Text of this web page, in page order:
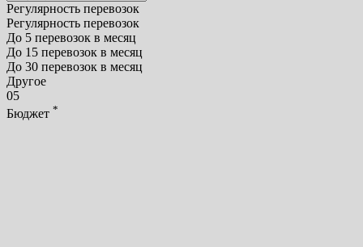
Регулярность перевозок
Регулярность перевозок
До 5 перевозок в месяц
До 15 перевозок в месяц
До 30 перевозок в месяц
Другое
05
Бюджет *